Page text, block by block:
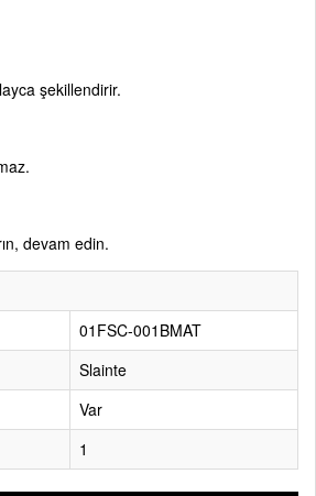
şekillendirir.
devam edin.
01FSC-001BMAT
Slainte
Var
1